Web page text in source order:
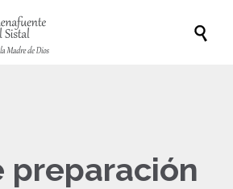

preparación